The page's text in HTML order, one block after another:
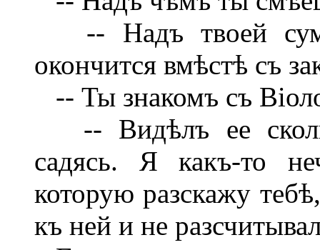
-- Надъ твоей
окончится вмѣстѣ съ
-- Ты знакомъ съ
-- Видѣлъ ее
садясь. Я какъ-то
которую разскажу
къ ней и не